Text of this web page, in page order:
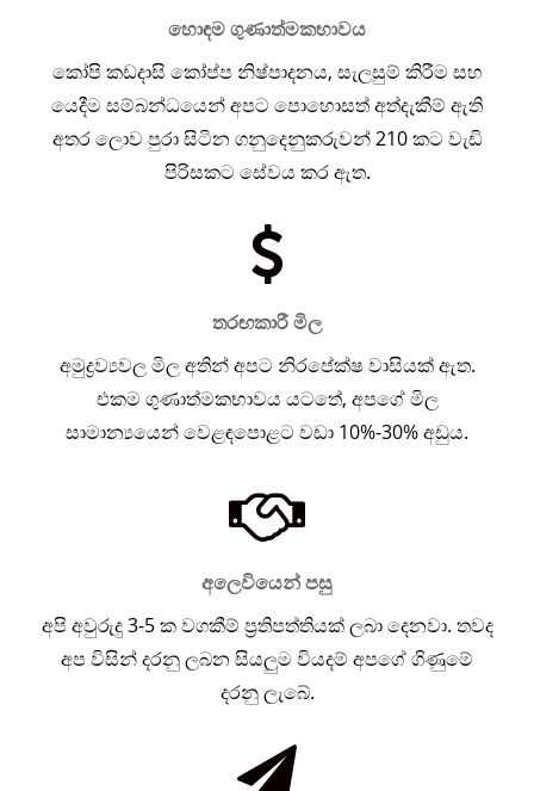
හොඳම ගුණාත්මකභාවය
කෝපි කඩදාසි කෝප්ප නිෂ්පාදනය, සැලසුම් කිරීම සහ
යෙදීම සම්බන්ධයෙන් අපට පොහොසත් අත්දැකීම් ඇති
අතර ලොව පුරා සිටින ගනුදෙනුකරුවන් 210 කට වැඩි
පිරිසකට සේවය කර ඇත.
තරඟකාරී මිල
අමුද්‍රව්‍යවල මිල අතින් අපට නිරපේක්ෂ වාසියක් ඇත.
එකම ගුණාත්මකභාවය යටතේ, අපගේ මිල
සාමාන්‍යයෙන් වෙළඳපොළට වඩා 10%-30% අඩුය.
අලෙවියෙන් පසු
අපි අවුරුදු 3-5 ක වගකීම් ප්‍රතිපත්තියක් ලබා දෙනවා. තවද
අප විසින් දරනු ලබන සියලුම වියදම් අපගේ ගිණුමේ
දරනු ලැබේ.